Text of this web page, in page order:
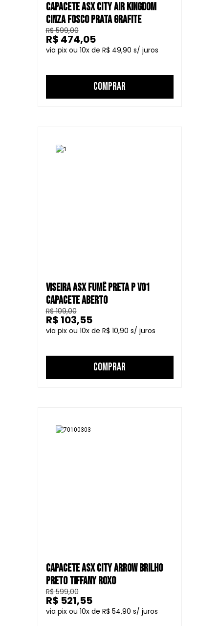
CAPACETE ASX CITY AIR KINGDOM
CINZA FOSCO PRATA GRAFITE
R$ 599,00
10
R$ 49,90
R$ 474,05
COMPRAR
VISEIRA ASX FUMÊ PRETA P V01
CAPACETE ABERTO
R$ 109,00
10
R$ 10,90
R$ 103,55
COMPRAR
CAPACETE ASX CITY ARROW BRILHO
PRETO TIFFANY ROXO
R$ 599,00
10
R$ 54,90
R$ 521,55